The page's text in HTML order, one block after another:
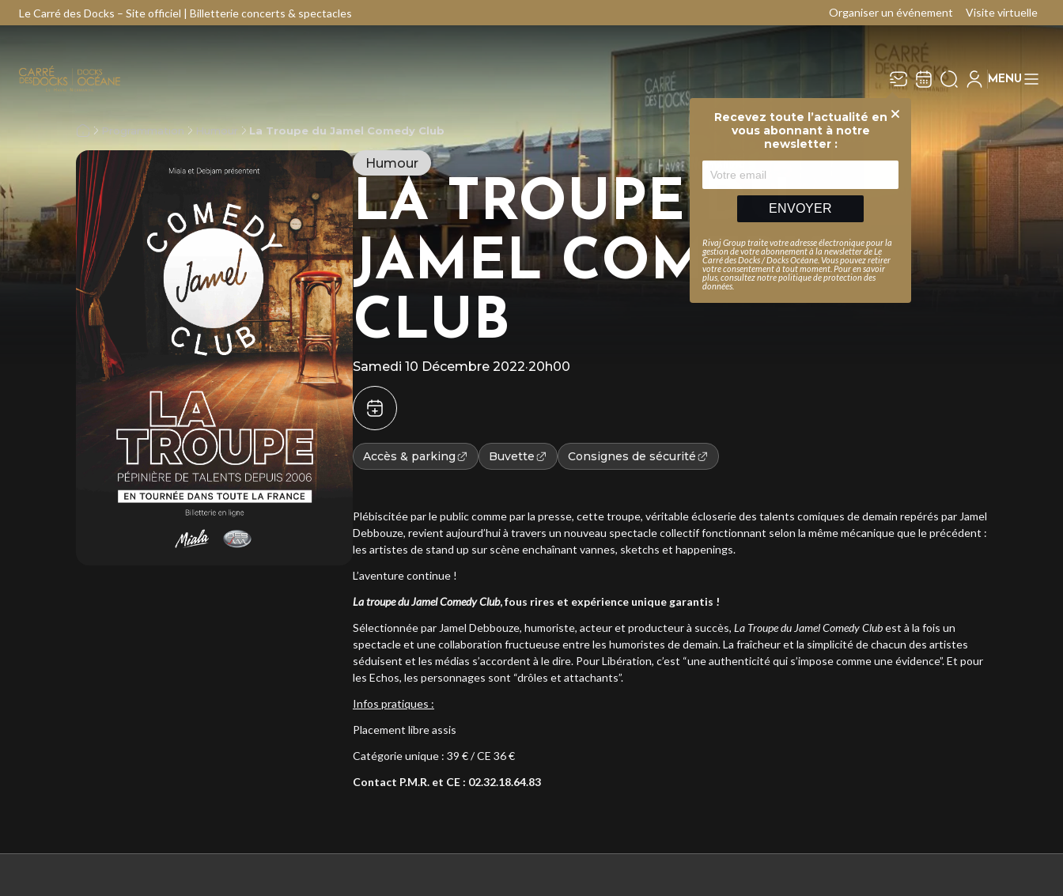
Le Carré des Docks – Site officiel | Billetterie concerts & spectacles Organiser un événement Visite virtuelle
Fermer
Recevez toute l’actualité en
vous abonnant à notre
newsletter :
ENVOYER
Rivaj Group traite votre adresse électronique pour la
gestion de votre abonnement à la newsletter deLe
Carré des Docks / Docks Océane . Vous pouvez retirer
votre consentement à tout moment. Pour en savoir
plus, consultez notrepolitique de protection des
données
MENU
Programmation Humour La Troupe du Jamel Comedy Club
Humour
LA TROUPE DU
JAMEL COMEDY
CLUB
Samedi 10 Décembre 2022·20h00
Accès & parking Buvette Consignes de sécurité
Plébiscitée par le public comme par la presse, cette troupe, véritable écloserie des talents comiques de demain repérés par Jamel
Debbouze, revient aujourd’hui à travers un nouveau spectacle collectif fonctionnant selon la même mécanique que le précédent :
les artistes de stand up sur scène enchaînant vannes, sketchs et happenings.
L’aventure continue !
La troupe du Jamel Comedy Club, fous rires et expérience unique garantis !
Sélectionnée par Jamel Debbouze, humoriste, acteur et producteur à succès, La Troupe du Jamel Comedy Clubest à la fois un
spectacle et une collaboration fructueuse entre les humoristes de demain. La fraîcheur et la simplicité de chacun des artistes
séduisent et les médias s’accordent à le dire. Pour Libération, c’est “une authenticité qui s’impose comme une évidence”. Et pour
les Echos, les personnages sont “drôles et attachants”.
Infos pratiques :
Placement libre assis
Catégorie unique : 39 € / CE 36 €
Contact P.M.R. et CE : 02.32.18.64.83